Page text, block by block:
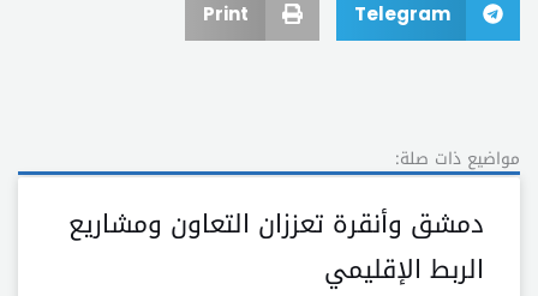
Telegram
Print
مواضيع ذات صلة:
دمشق وأنقرة تعززان التعاون ومشاريع
الربط الإقليمي